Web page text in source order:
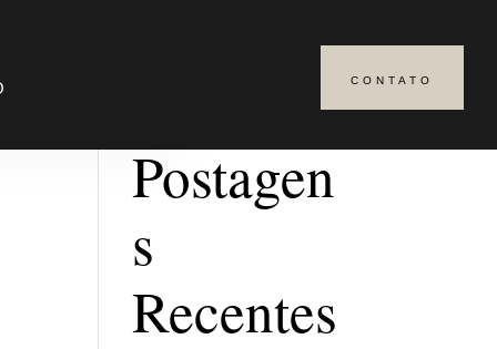
CONTATO
Postagen
s
Recentes